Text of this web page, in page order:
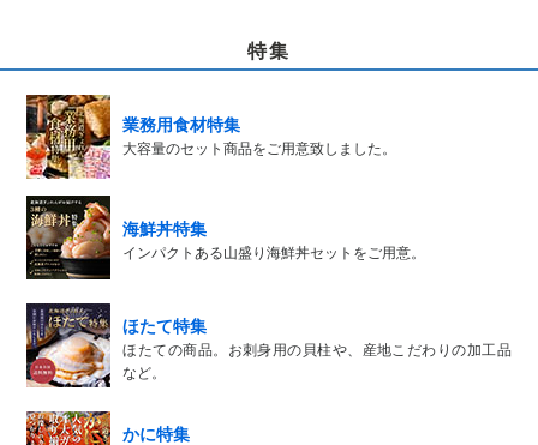
特集
業務用食材特集
大容量のセット商品をご用意致しました。
海鮮丼特集
インパクトある山盛り海鮮丼セットをご用意。
ほたて特集
ほたての商品。お刺身用の貝柱や、産地こだわりの加工品
など。
かに特集